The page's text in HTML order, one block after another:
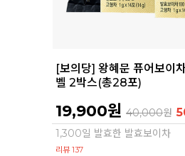
[보의당] 왕혜문 퓨어보이
벨 2박스(총28포)
19,900원 40,000원
1,300일 발효한 발효보이차
리뷰 137